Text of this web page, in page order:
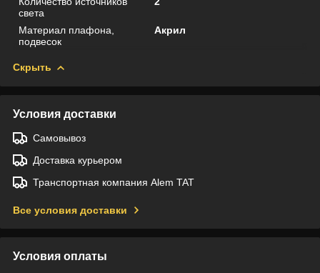
света
Материал плафона,
подвесок
Акрил
Скрыть
Условия доставки
Самовывоз
Доставка курьером
Транспортная компания Alem TAT
Все условия доставки
Условия оплаты